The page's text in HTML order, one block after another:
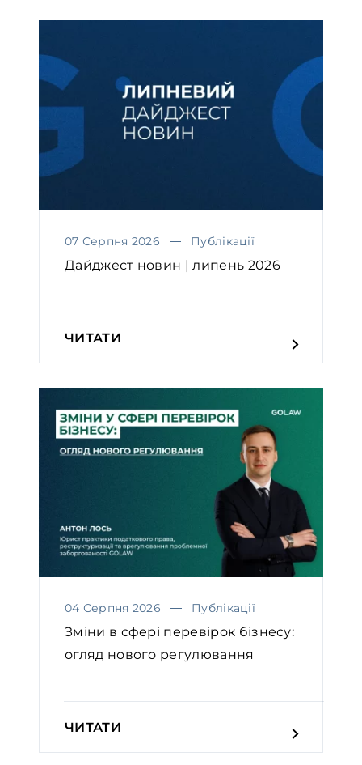
07 Серпня 2026 Публікації
Дайджест новин | липень 2026
ЧИТАТИ
04 Серпня 2026 Публікації
Зміни в сфері перевірок бізнесу:
огляд нового регулювання
ЧИТАТИ